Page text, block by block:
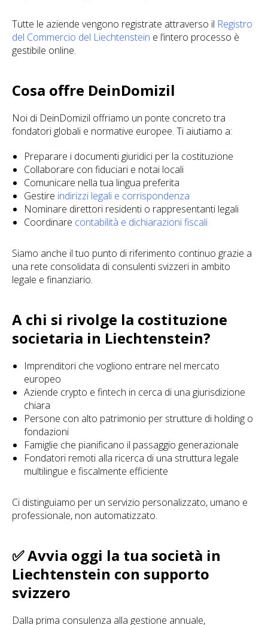
Tutte le aziende vengono registrate attraverso il Registro
del Commercio del Liechtenstein e l’intero processo è
gestibile online.
Cosa offre DeinDomizil
Noi di DeinDomizil offriamo un ponte concreto tra
fondatori globali e normative europee. Ti aiutiamo a:
Preparare i documenti giuridici per la costituzione
Collaborare con fiduciari e notai locali
Comunicare nella tua lingua preferita
Gestire indirizzi legali e corrispondenza
Nominare direttori residenti o rappresentanti legali
Coordinare contabilità e dichiarazioni fiscali
Siamo anche il tuo punto di riferimento continuo grazie a
una rete consolidata di consulenti svizzeri in ambito
legale e finanziario.
A chi si rivolge la costituzione
societaria in Liechtenstein?
Imprenditori che vogliono entrare nel mercato
europeo
Aziende crypto e fintech in cerca di una giurisdizione
chiara
Persone con alto patrimonio per strutture di holding o
fondazioni
Famiglie che pianificano il passaggio generazionale
Fondatori remoti alla ricerca di una struttura legale
multilingue e fiscalmente efficiente
Ci distinguiamo per un servizio personalizzato, umano e
professionale, non automatizzato.
✅ Avvia oggi la tua società in
Liechtenstein con supporto
svizzero
Dalla prima consulenza alla gestione annuale,